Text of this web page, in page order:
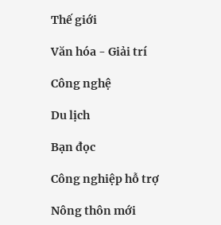
Thế giới
Văn hóa - Giải trí
Công nghệ
Du lịch
Bạn đọc
Công nghiệp hỗ trợ
Nông thôn mới